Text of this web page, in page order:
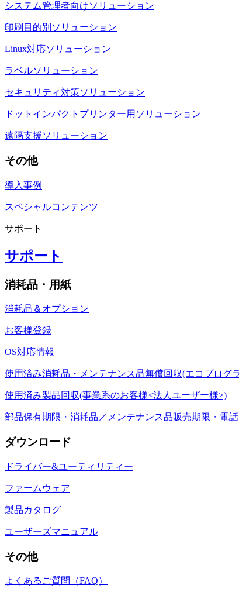
システム管理者向けソリューション
印刷目的別ソリューション
Linux対応ソリューション
ラベルソリューション
セキュリティ対策ソリューション
ドットインパクトプリンター用ソリューション
遠隔支援ソリューション
その他
導入事例
スペシャルコンテンツ
サポート
サポート
消耗品・用紙
消耗品＆オプション
お客様登録
OS対応情報
使用済み消耗品・メンテナンス品無償回収(エコプログ
使用済み製品回収(事業系のお客様<法人ユーザー様>)
部品保有期限・消耗品／メンテナンス品販売期限・電
ダウンロード
ドライバー&ユーティリティー
ファームウェア
製品カタログ
ユーザーズマニュアル
その他
よくあるご質問（FAQ）